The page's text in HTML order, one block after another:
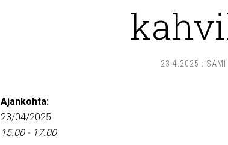
23.4.2025 : SAMI
Ajankohta:
23/04/2025
15.00 - 17.00